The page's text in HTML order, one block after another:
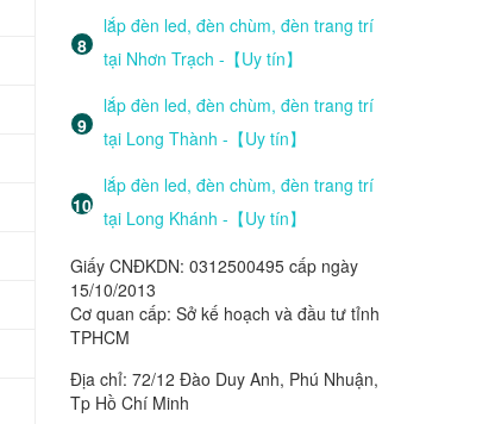
lắp đèn led, đèn chùm, đèn trang trí
tại Nhơn Trạch -【Uy tín】
lắp đèn led, đèn chùm, đèn trang trí
tại Long Thành -【Uy tín】
lắp đèn led, đèn chùm, đèn trang trí
tại Long Khánh -【Uy tín】
Giấy CNĐKDN: 0312500495 cấp ngày
15/10/2013
Cơ quan cấp: Sở kế hoạch và đầu tư tỉnh
TPHCM
Địa chỉ: 72/12 Đào Duy Anh, Phú Nhuận,
Tp Hồ Chí Minh